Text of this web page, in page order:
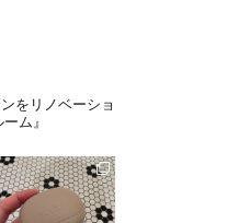
をリノベーショ
ム』